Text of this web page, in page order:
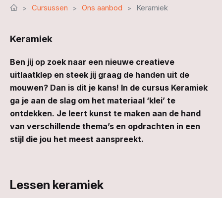
Cursussen Ons aanbod Keramiek
Keramiek
Ben jij op zoek naar een nieuwe creatieve
uitlaatklep en steek jij graag de handen uit de
mouwen? Dan is dit je kans! In de cursus Keramiek
ga je aan de slag om het materiaal ‘klei’ te
ontdekken. Je leert kunst te maken aan de hand
van verschillende thema’s en opdrachten in een
stijl die jou het meest aanspreekt.
Lessen keramiek